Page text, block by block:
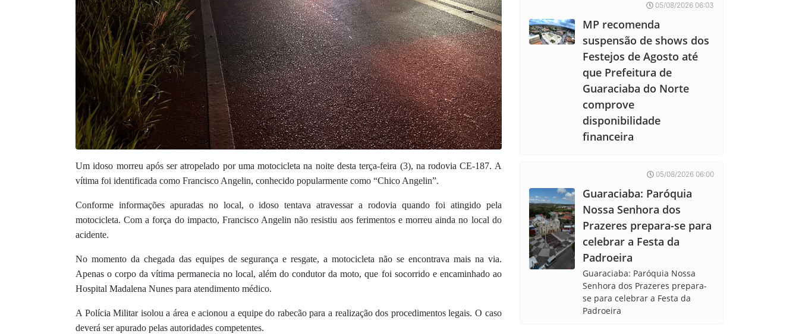
Um idoso morreu após ser atropelado por uma motocicleta na noite desta terça-feira (3), na rodovia CE-187. A
vítima foi identificada como Francisco Angelin, conhecido popularmente como “Chico Angelin”.
Conforme informações apuradas no local, o idoso tentava atravessar a rodovia quando foi atingido pela
motocicleta. Com a força do impacto, Francisco Angelin não resistiu aos ferimentos e morreu ainda no local do
acidente.
No momento da chegada das equipes de segurança e resgate, a motocicleta não se encontrava mais na via.
Apenas o corpo da vítima permanecia no local, além do condutor da moto, que foi socorrido e encaminhado ao
Hospital Madalena Nunes para atendimento médico.
A Polícia Militar isolou a área e acionou a equipe do rabecão para a realização dos procedimentos legais. O caso
deverá ser apurado pelas autoridades competentes.
05/08/2026 06:03
MP recomenda
suspensão de shows dos
Festejos de Agosto até
que Prefeitura de
Guaraciaba do Norte
comprove
disponibilidade
financeira
05/08/2026 06:00
Guaraciaba: Paróquia
Nossa Senhora dos
Prazeres prepara-se para
celebrar a Festa da
Padroeira
Guaraciaba: Paróquia Nossa
Senhora dos Prazeres prepara-
se para celebrar a Festa da
Padroeira